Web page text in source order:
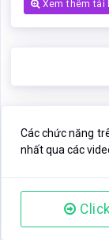
Xem thêm tài
Các chức năng
nhất qua các